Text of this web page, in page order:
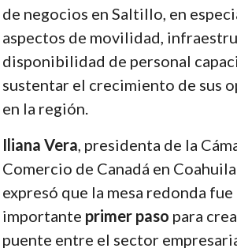
de negocios en Saltillo, en
aspectos de movilidad,
disponibilidad de personal
sustentar el crecimiento de sus
en la región.
Iliana Vera, presidenta de la
Comercio de Canadá en
expresó que la mesa redonda fue
importante primer paso para
puente entre el sector